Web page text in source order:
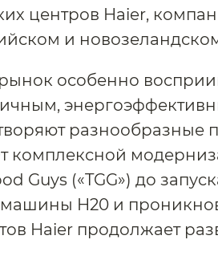
центров Haier,
и
особенно
разнообразные
комплексной
Guys («TGG») до
H20 и
Haier продолжает